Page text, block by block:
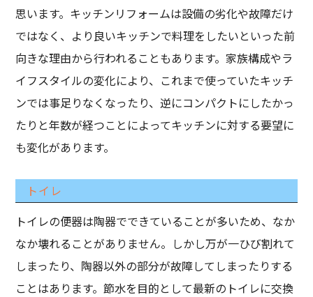
思います。キッチンリフォームは設備の劣化や故障だけ
ではなく、より良いキッチンで料理をしたいといった前
向きな理由から行われることもあります。家族構成やラ
イフスタイルの変化により、これまで使っていたキッチ
ンでは事足りなくなったり、逆にコンパクトにしたかっ
たりと年数が経つことによってキッチンに対する要望に
も変化があります。
トイレ
トイレの便器は陶器でできていることが多いため、なか
なか壊れることがありません。しかし万が一ひび割れて
しまったり、陶器以外の部分が故障してしまったりする
ことはあります。節水を目的として最新のトイレに交換